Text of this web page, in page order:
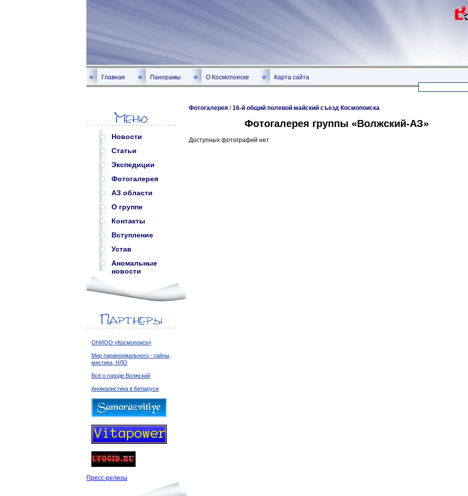
Главная Панорамы О Космопоиске Карта сайта
Новости
Статьи
Экспедиции
Фотогалерея
АЗ области
О группе
Контакты
Вступление
Устав
Аномальные
новости
ОНИОО «Космопоиск»
Мир паранормального - тайны,
мистика, НЛО
Всё о городе Волжский
Аномалистика в Беларуси
Пресс-релизы
Фотогалерея /16-й общий полевой майский съезд Космопоиска
Фотогалерея группы «Волжский-АЗ»
Доступных фотографий нет